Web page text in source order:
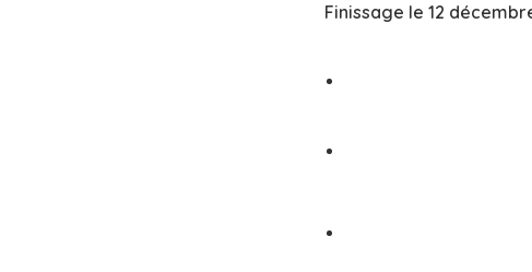
Finissage le 12